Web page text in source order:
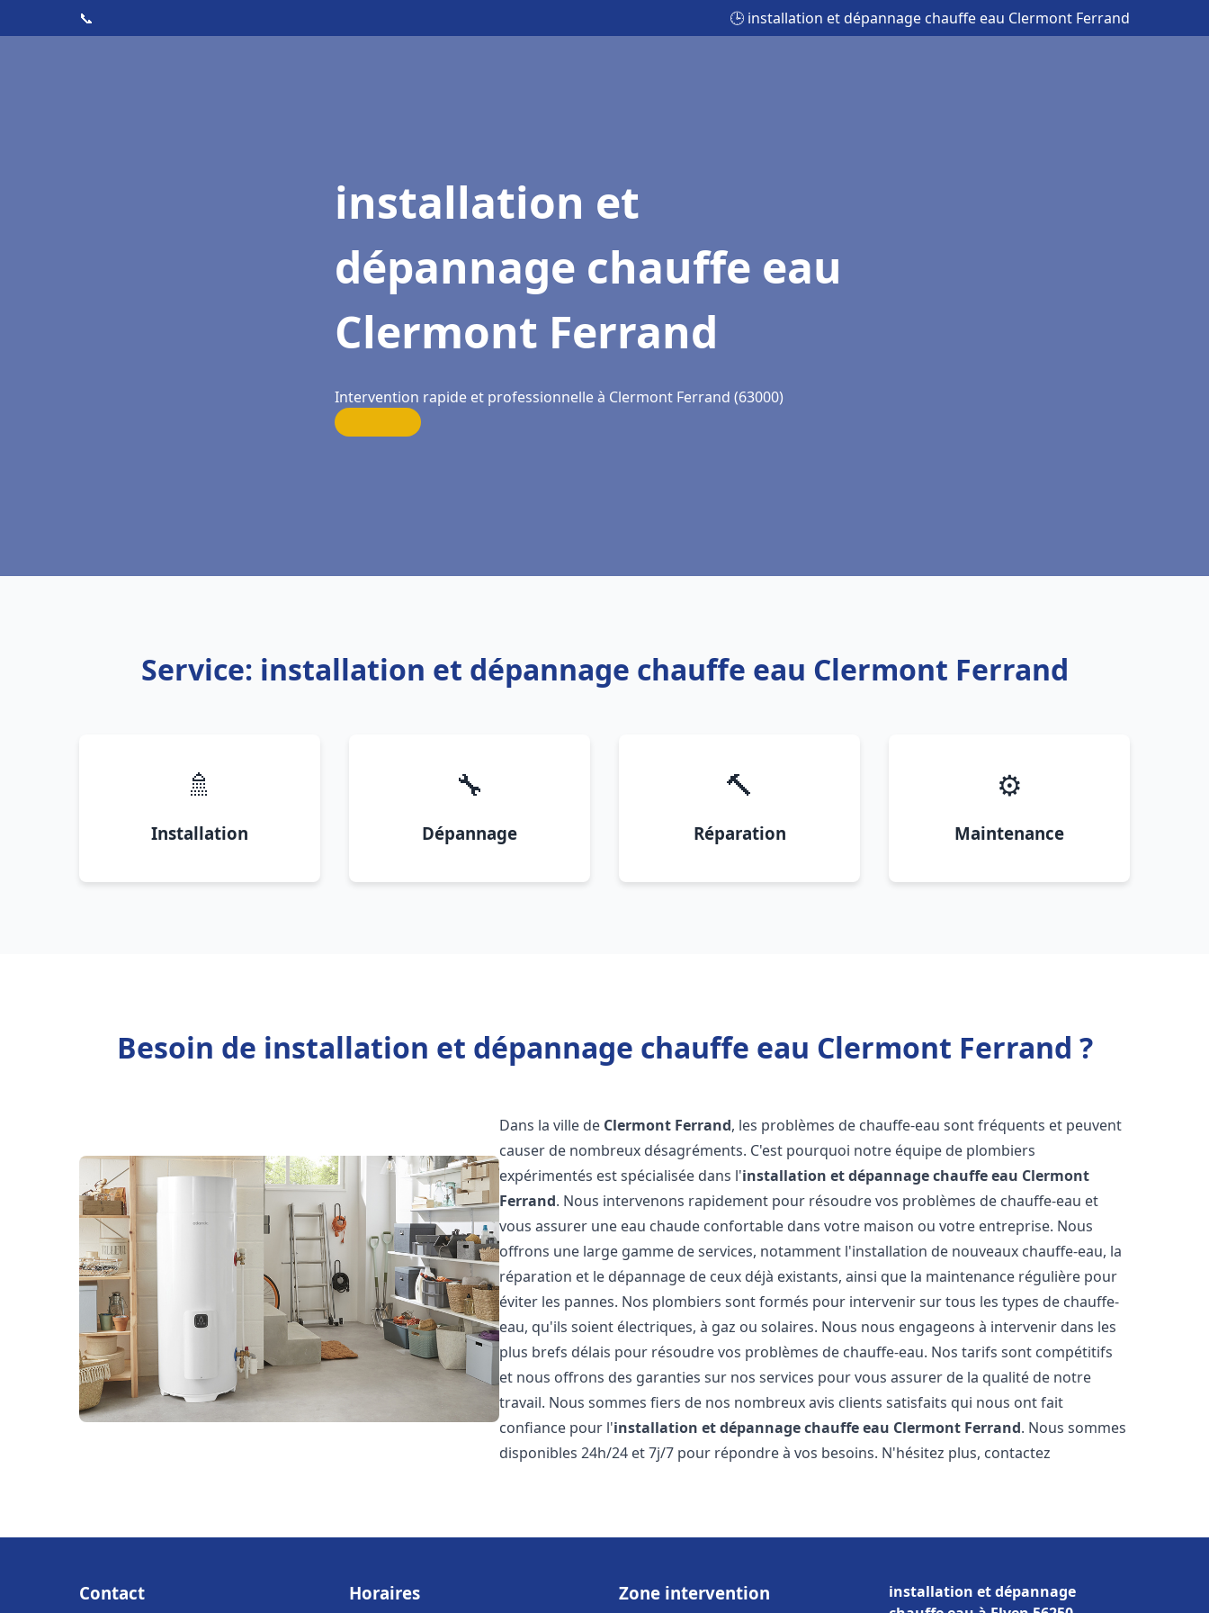
📞 🕒 installation et dépannage chauffe eau Clermont Ferrand
installation et
dépannage chauffe eau
Clermont Ferrand
Intervention rapide et professionnelle à Clermont Ferrand (63000)
Service: installation et dépannage chauffe eau Clermont Ferrand
🚿
Installation
🔧
Dépannage
🔨
Réparation
⚙️
Maintenance
Besoin de installation et dépannage chauffe eau Clermont Ferrand ?
Dans la ville de Clermont Ferrand, les problèmes de chauffe-eau sont fréquents et peuvent
causer de nombreux désagréments. C'est pourquoi notre équipe de plombiers
expérimentés est spécialisée dans l'installation et dépannage chauffe eau Clermont
Ferrand. Nous intervenons rapidement pour résoudre vos problèmes de chauffe-eau et
vous assurer une eau chaude confortable dans votre maison ou votre entreprise. Nous
offrons une large gamme de services, notamment l'installation de nouveaux chauffe-eau, la
réparation et le dépannage de ceux déjà existants, ainsi que la maintenance régulière pour
éviter les pannes. Nos plombiers sont formés pour intervenir sur tous les types de chauffe-
eau, qu'ils soient électriques, à gaz ou solaires. Nous nous engageons à intervenir dans les
plus brefs délais pour résoudre vos problèmes de chauffe-eau. Nos tarifs sont compétitifs
et nous offrons des garanties sur nos services pour vous assurer de la qualité de notre
travail. Nous sommes fiers de nos nombreux avis clients satisfaits qui nous ont fait
confiance pour l'installation et dépannage chauffe eau Clermont Ferrand. Nous sommes
disponibles 24h/24 et 7j/7 pour répondre à vos besoins. N'hésitez plus, contactez
Contact Horaires Zone intervention
installation et dépannage